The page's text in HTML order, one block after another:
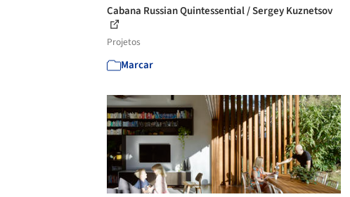
Cabana Russian Quintessential / Sergey Kuznetsov
Projetos
Marcar